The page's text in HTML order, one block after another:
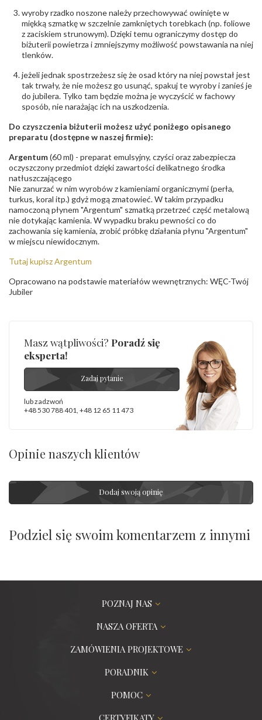
- rodzaj
ostrzeżenia :
,Elementy w wyrobie wykonane z białego złota
zawierają nikiel
wyroby rzadko noszone należy przechowywać owinięte w
miękką szmatkę w szczelnie zamkniętych torebkach (np. foliowe
z zaciskiem strunowym). Dzięki temu ograniczymy dostęp do
biżuterii powietrza i zmniejszymy możliwość powstawania na niej
tlenków.
jeżeli jednak spostrzeżesz się że osad który na niej powstał jest
tak trwały, że nie możesz go usunąć, spakuj te wyroby i zanieś je
do jubilera. Tylko tam będzie można je wyczyścić w fachowy
sposób, nie narażając ich na uszkodzenia.
Do czyszczenia biżuterii możesz użyć poniżego opisanego
preparatu (dostępne w naszej firmie):
Argentum(60 ml) - preparat emulsyjny, czyści oraz zabezpiecza
oczyszczony przedmiot dzięki zawartości delikatnego środka
natłuszczającego
Nie zanurzać w nim wyrobów z kamieniami organicznymi (perła,
turkus, koral itp.) gdyż mogą zmatowieć. W takim przypadku
namoczoną płynem "Argentum" szmatką przetrzeć część metalową
nie dotykając kamienia. W wypadku braku pewności co do
zachowania się kamienia, zrobić próbkę działania płynu "Argentum"
w miejscu niewidocznym.
Tutaj kupisz Argentum
Opracowano na podstawie materiałów wewnętrznych: WĘC-Twój
Jubiler
Masz wątpliwości? Poradź się
eksperta!
Zadaj pytanie
lub zadzwoń
+48 530 788 401 +48 12 65 11 473
Opinie naszych klientów
Dodaj swoją opinię
Podziel się swoim komentarzem z innymi
POZNAJ NAS
NASZA OFERTA
ZAMÓWIENIA PROJEKTOWE
PORADNIK
POMOC
CERTYFIKATY